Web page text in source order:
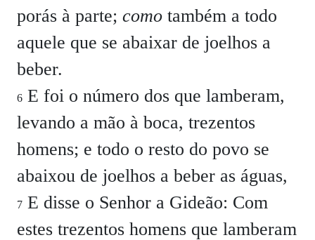
porás à parte; como também a todo
aquele que se abaixar de joelhos a
beber.
6 E foi o número dos que lamberam,
levando a mão à boca, trezentos
homens; e todo o resto do povo se
abaixou de joelhos a beber as águas,
7 E disse o Senhor a Gideão: Com
estes trezentos homens que lamberam